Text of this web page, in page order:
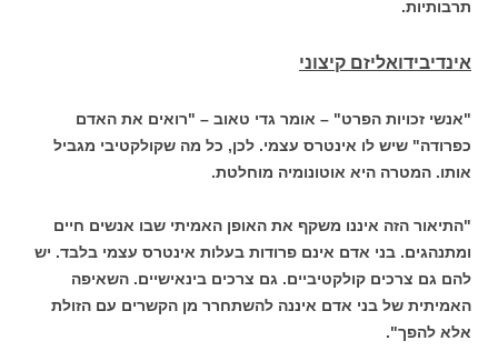
תרבותיות.
אינדיבידואליזם קיצוני
"אנשי זכויות הפרט" – אומר גדי טאוב – "רואים את האדם
כפרודה" שיש לו אינטרס עצמי. לכן, כל מה שקולקטיבי מגביל
אותו. המטרה היא אוטונומיה מוחלטת.
"התיאור הזה איננו משקף את האופן האמיתי שבו אנשים חיים
ומתנהגים. בני אדם אינם פרודות בעלות אינטרס עצמי בלבד. יש
להם גם צרכים קולקטיביים. גם צרכים בינאישיים. השאיפה
האמיתית של בני אדם איננה להשתחרר מן הקשרים עם הזולת
אלא להפך".